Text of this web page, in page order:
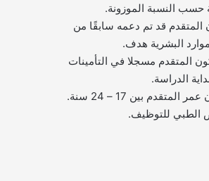
حسب النسبة الموزونة.
المتقدم قد تم دعمه سابقًا من
البشرية هدف.
المتقدم مسجلا في التأمينات
الدراسة.